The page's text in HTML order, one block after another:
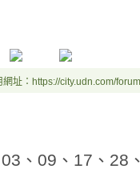
網址：https://city.udn.com/
、09、17、28